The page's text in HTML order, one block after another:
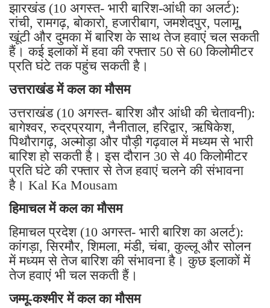
झारखंड (10 अगस्त- भारी बारिश-आंधी का अलर्ट):
रांची, रामगढ़, बोकारो, हजारीबाग, जमशेदपुर, पलामू,
खूंटी और दुमका में बारिश के साथ तेज हवाएं चल सकती
हैं। कई इलाकों में हवा की रफ्तार 50 से 60 किलोमीटर
प्रति घंटे तक पहुंच सकती है।
उत्तराखंड में कल का मौसम
उत्तराखंड (10 अगस्त- बारिश और आंधी की चेतावनी):
बागेश्वर, रुद्रप्रयाग, नैनीताल, हरिद्वार, ऋषिकेश,
पिथौरागढ़, अल्मोड़ा और पौड़ी गढ़वाल में मध्यम से भारी
बारिश हो सकती है। इस दौरान 30 से 40 किलोमीटर
प्रति घंटे की रफ्तार से तेज हवाएं चलने की संभावना
है। Kal Ka Mousam
हिमाचल में कल का मौसम
हिमाचल प्रदेश (10 अगस्त- भारी बारिश का अलर्ट):
कांगड़ा, सिरमौर, शिमला, मंडी, चंबा, कुल्लू और सोलन
में मध्यम से तेज बारिश की संभावना है। कुछ इलाकों में
तेज हवाएं भी चल सकती हैं।
जम्मू-कश्मीर में कल का मौसम